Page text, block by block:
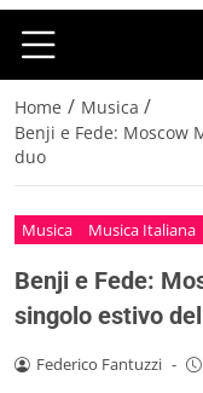
Home / Musica /
Benji e Fede: Moscow
duo
Musica Musica Italiana
Benji e Fede:
singolo estivo
Federico Fantuzzi -